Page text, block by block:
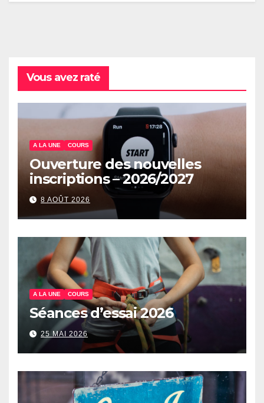
Vous avez raté
A LA UNE COURS
Ouverture des nouvelles
inscriptions – 2026/2027
8 AOÛT 2026
A LA UNE COURS
Séances d’essai 2026
25 MAI 2026